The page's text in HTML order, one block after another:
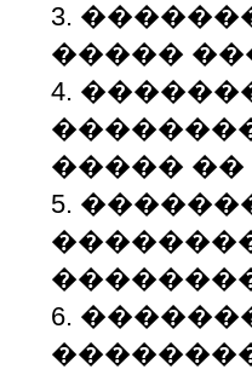
3.
�����
4.
�����
5.
6.